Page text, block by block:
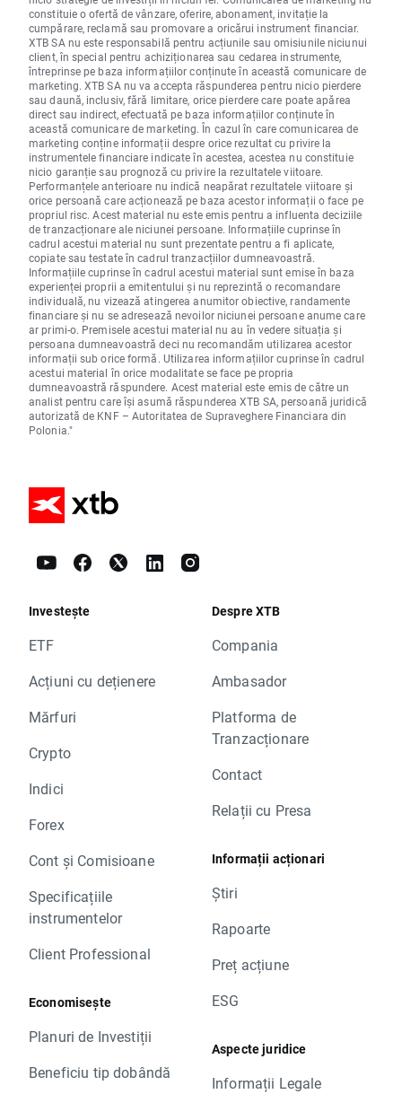
constituie o ofertă de vânzare, oferire, abonament, invitație la
cumpărare, reclamă sau promovare a oricărui instrument financiar.
XTB SA nu este responsabilă pentru acțiunile sau omisiunile niciunui
client, în special pentru achiziționarea sau cedarea instrumente,
întreprinse pe baza informațiilor conținute în această comunicare de
marketing. XTB SA nu va accepta răspunderea pentru nicio pierdere
sau daună, inclusiv, fără limitare, orice pierdere care poate apărea
direct sau indirect, efectuată pe baza informațiilor conținute în
această comunicare de marketing. În cazul în care comunicarea de
marketing conține informații despre orice rezultat cu privire la
instrumentele financiare indicate în acestea, acestea nu constituie
nicio garanție sau prognoză cu privire la rezultatele viitoare.
Performanțele anterioare nu indică neapărat rezultatele viitoare și
orice persoană care acționează pe baza acestor informații o face pe
propriul risc. Acest material nu este emis pentru a influenta deciziile
de tranzacționare ale niciunei persoane. Informațiile cuprinse în
cadrul acestui material nu sunt prezentate pentru a fi aplicate,
copiate sau testate în cadrul tranzacțiilor dumneavoastră.
Informațiile cuprinse în cadrul acestui material sunt emise în baza
experienței proprii a emitentului și nu reprezintă o recomandare
individuală, nu vizează atingerea anumitor obiective, randamente
financiare și nu se adresează nevoilor niciunei persoane anume care
ar primi-o. Premisele acestui material nu au în vedere situația și
persoana dumneavoastră deci nu recomandăm utilizarea acestor
informații sub orice formă. Utilizarea informațiilor cuprinse în cadrul
acestui material în orice modalitate se face pe propria
dumneavoastră răspundere. Acest material este emis de către un
analist pentru care își asumă răspunderea XTB SA, persoană juridică
autorizată de KNF – Autoritatea de Supraveghere Financiara din
Polonia."
Investește
ETF
Acțiuni cu dețienere
Mărfuri
Crypto
Indici
Forex
Cont și Comisioane
Specificațiile
instrumentelor
Client Professional
Economisește
Planuri de Investiții
Beneficiu tip dobândă
Despre XTB
Compania
Ambasador
Platforma de
Tranzacționare
Contact
Relații cu Presa
Informații acționari
Știri
Rapoarte
Preț acțiune
ESG
Aspecte juridice
Informații Legale